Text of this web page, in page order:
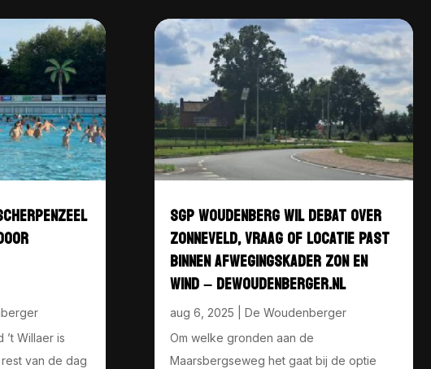
’t Willaer is
van de dag
SGP WOUDENBERG WIL DEBAT OVER
ZONNEVELD, VRAAG OF LOCATIE PAST
BINNEN AFWEGINGSKADER ZON EN
WIND – DEWOUDENBERGER.NL
aug 6, 2025
De Woudenberger
Om welke gronden aan de
Maarsbergseweg het gaat bij de optie